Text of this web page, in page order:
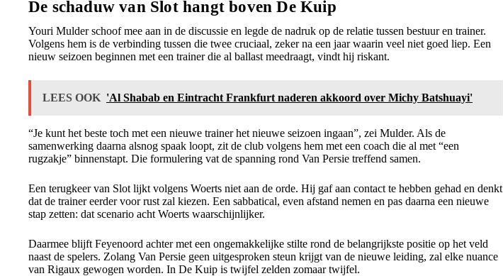
De schaduw van Slot hangt boven De Kuip
Youri Mulder schoof mee aan in de discussie en legde de nadruk op de relatie tussen bestuur en trainer.
Volgens hem is de verbinding tussen die twee cruciaal, zeker na een jaar waarin veel niet goed liep. Een
nieuw seizoen beginnen met een trainer die al ballast meedraagt, vindt hij riskant.
LEES OOK 'Al Shabab en Eintracht Frankfurt naderen akkoord over Michy Batshuayi'
“Je kunt het beste toch met een nieuwe trainer het nieuwe seizoen ingaan”, zei Mulder. Als de
samenwerking daarna alsnog spaak loopt, zit de club volgens hem met een coach die al met “een
rugzakje” binnenstapt. Die formulering vat de spanning rond Van Persie treffend samen.
Een terugkeer van Slot lijkt volgens Woerts niet aan de orde. Hij gaf aan contact te hebben gehad en denkt
dat de trainer eerder voor rust zal kiezen. Een sabbatical, even afstand nemen en pas daarna een nieuwe
stap zetten: dat scenario acht Woerts waarschijnlijker.
Daarmee blijft Feyenoord achter met een ongemakkelijke stilte rond de belangrijkste positie op het veld
naast de spelers. Zolang Van Persie geen uitgesproken steun krijgt van de nieuwe leiding, zal elke nuance
van Rigaux gewogen worden. In De Kuip is twijfel zelden zomaar twijfel.